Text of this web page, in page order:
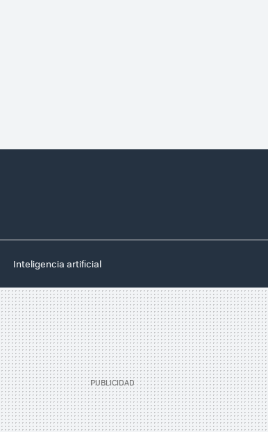
Inteligencia artificial